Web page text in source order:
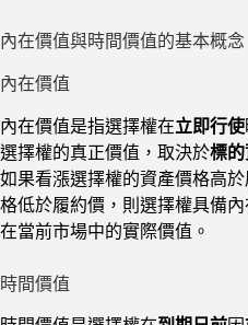
內在價值與時間價值的基本概念
內在價值
內在價值是指選擇權在立即行使
選擇權的真正價值，取決於標
如果看漲選擇權的資產價格高
格低於履約價，則選擇權具備
在當前市場中的實際價值。
時間價值